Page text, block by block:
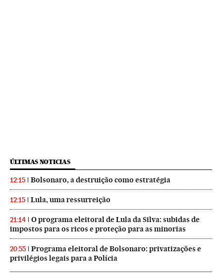
ÚLTIMAS NOTICIAS
12:15 Bolsonaro, a destruição como estratégia
12:15 Lula, uma ressurreição
21:14
O programa eleitoral de Lula da Silva: subidas de
impostos para os ricos e proteção para as minorias
20:55
Programa eleitoral de Bolsonaro: privatizações e
privilégios legais para a Polícia